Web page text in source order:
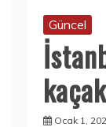
Güncel
Ocak 1,